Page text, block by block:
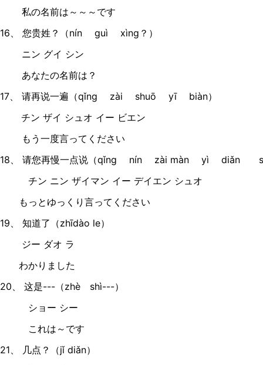
私の名前は～～～です
16、 您贵姓？（nín guì xìng？）
ニン グイ シン
あなたの名前は？
17、 请再说一遍（qǐng zài shuō yī biàn）
チン ザイ シュオ イー ビエン
もう一度言ってください
18、 请您再慢一点说（qǐng nín zài màn yì diǎn
チン ニン ザイマン イー デイエン シュオ
もっとゆっくり言ってください
19、 知道了（zhīdào le）
ジー ダオ ラ
わかりました
20、 这是---（zhè shì---）
ショー シー
これは～です
21、 几点？（jǐ diǎn）